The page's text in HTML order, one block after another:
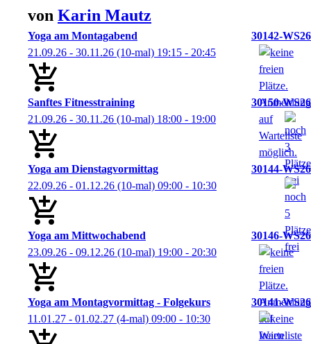
von Karin Mautz
Yoga am Montagabend
30142-WS26
21.09.26 - 30.11.26 (10-mal) 19:15 - 20:45
Sanftes Fitnesstraining
30150-WS26
21.09.26 - 30.11.26 (10-mal) 18:00 - 19:00
Yoga am Dienstagvormittag
30144-WS26
22.09.26 - 01.12.26 (10-mal) 09:00 - 10:30
Yoga am Mittwochabend
30146-WS26
23.09.26 - 09.12.26 (10-mal) 19:00 - 20:30
Yoga am Montagvormittag - Folgekurs
30141-WS26
11.01.27 - 01.02.27 (4-mal) 09:00 - 10:30